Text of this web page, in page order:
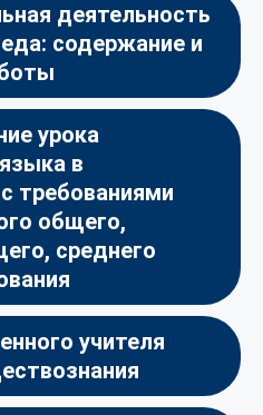
деятельность
содержание и
урока
в
требованиями
общего,
среднего
учителя